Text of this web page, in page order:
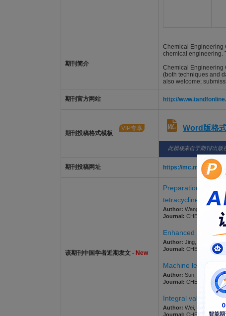
期刊简介
Chemical Engineering
chemical engineering.
Chemical Engineering
(both techniques and
also welcome;
期刊官方网站 http://
期刊投稿格式模板
VIP专享 Word版格
此模板来自于期刊/出版
期刊投稿网址 https://
该期刊中国学者近期发文 - New
Preparation of
tetracycline
Author: Wang, Song;
Journal: CHEMICAL
Enhanced
Author: Jing, Liming;
Journal: CHEMICAL
Machine learning-
Author: Sun, Xiaoxian;
Journal: CHEMICAL
Integral
Author: Wei, Wei; Wang,
Journal: CHEMICAL